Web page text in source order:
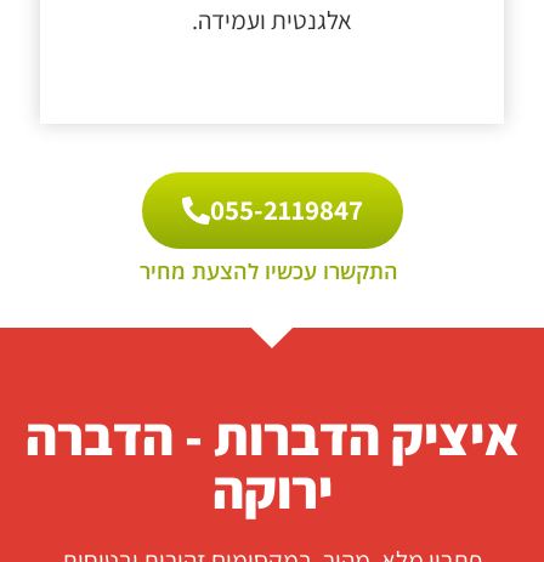
אלגנטית ועמידה.
055-2119847
055-2119847
התקשרו עכשיו להצעת מחיר
איציק הדברות - הדברה
ירוקה